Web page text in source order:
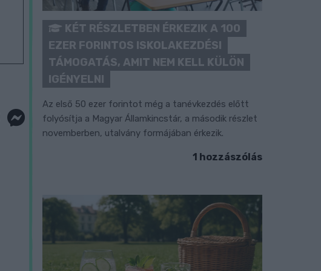
KÉT RÉSZLETBEN ÉRKEZIK A 100
EZER FORINTOS ISKOLAKEZDÉSI
TÁMOGATÁS, AMIT NEM KELL KÜLÖN
IGÉNYELNI
Az első 50 ezer forintot még a tanévkezdés előtt
folyósítja a Magyar Államkincstár, a második részlet
novemberben, utalvány formájában érkezik.
1 hozzászólás